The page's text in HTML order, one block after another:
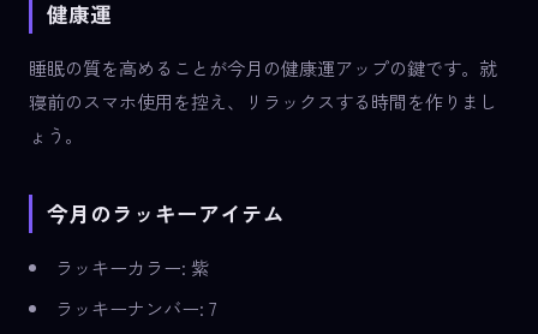
健康運
睡眠の質を高めることが今月の健康運アップの鍵です。就
寝前のスマホ使用を控え、リラックスする時間を作りまし
ょう。
今月のラッキーアイテム
ラッキーカラー: 紫
ラッキーナンバー: 7